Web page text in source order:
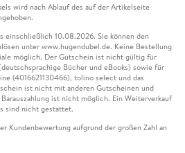
wird nach Ablauf des auf der Artikelseite
einschließlich 10.08.2026. Sie können den
unter www.hugendubel.de. Keine Bestellung
möglich. Der Gutschein ist nicht gültig für
Bücher und eBooks) sowie für
(4016621130466), tolino select und das
ist nicht mit anderen Gutscheinen und
ist nicht möglich. Ein Weiterverkauf
sind nicht gestattet.
Kundenbewertung aufgrund der großen Zahl an